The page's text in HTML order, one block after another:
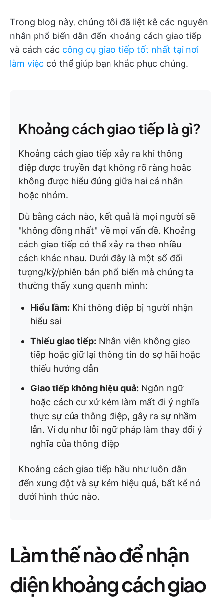
Trong blog này, chúng tôi đã liệt kê các nguyên
nhân phổ biến dẫn đến khoảng cách giao tiếp
và cách các công cụ giao tiếp tốt nhất tại nơi
làm việc có thể giúp bạn khắc phục chúng.
Khoảng cách giao tiếp là gì?
Khoảng cách giao tiếp xảy ra khi thông
điệp được truyền đạt không rõ ràng hoặc
không được hiểu đúng giữa hai cá nhân
hoặc nhóm.
Dù bằng cách nào, kết quả là mọi người sẽ
"không đồng nhất" về mọi vấn đề. Khoảng
cách giao tiếp có thể xảy ra theo nhiều
cách khác nhau. Dưới đây là một số đối
tượng/kỳ/phiên bản phổ biến mà chúng ta
thường thấy xung quanh mình:
Hiểu lầm: Khi thông điệp bị người nhận
hiểu sai
Thiếu giao tiếp: Nhân viên không giao
tiếp hoặc giữ lại thông tin do sợ hãi hoặc
thiếu hướng dẫn
Giao tiếp không hiệu quả: Ngôn ngữ
hoặc cách cư xử kém làm mất đi ý nghĩa
thực sự của thông điệp, gây ra sự nhầm
lẫn. Ví dụ như lỗi ngữ pháp làm thay đổi ý
nghĩa của thông điệp
Khoảng cách giao tiếp hầu như luôn dẫn
đến xung đột và sự kém hiệu quả, bất kể nó
dưới hình thức nào.
Làm thế nào để nhận
diện khoảng cách giao